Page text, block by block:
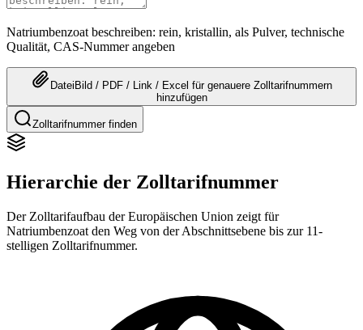
Natriumbenzoat beschreiben: rein, kristallin, als Pulver, technische
Qualität, CAS-Nummer angeben
Datei Bild / PDF / Link / Excel für genauere Zolltarifnummern
hinzufügen
Zolltarifnummer finden
Hierarchie der Zolltarifnummer
Der Zolltarifaufbau der Europäischen Union zeigt für
Natriumbenzoat den Weg von der Abschnittsebene bis zur 11-
stelligen Zolltarifnummer.